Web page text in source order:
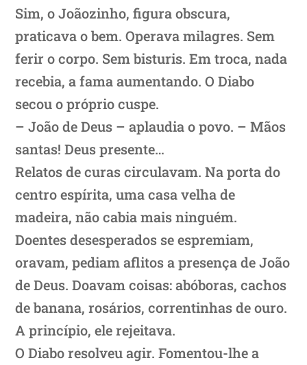
Sim, o Joãozinho, figura obscura,
praticava o bem. Operava milagres. Sem
ferir o corpo. Sem bisturis. Em troca, nada
recebia, a fama aumentando. O Diabo
secou o próprio cuspe.
– João de Deus – aplaudia o povo. – Mãos
santas! Deus presente…
Relatos de curas circulavam. Na porta do
centro espírita, uma casa velha de
madeira, não cabia mais ninguém.
Doentes desesperados se espremiam,
oravam, pediam aflitos a presença de João
de Deus. Doavam coisas: abóboras, cachos
de banana, rosários, correntinhas de ouro.
A princípio, ele rejeitava.
O Diabo resolveu agir. Fomentou-lhe a